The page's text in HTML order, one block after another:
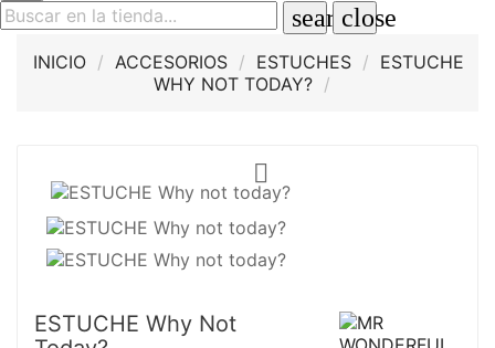
searchclose
INICIO ACCESORIOS ESTUCHES
ESTUCHE
WHY NOT TODAY?

ESTUCHE Why Not